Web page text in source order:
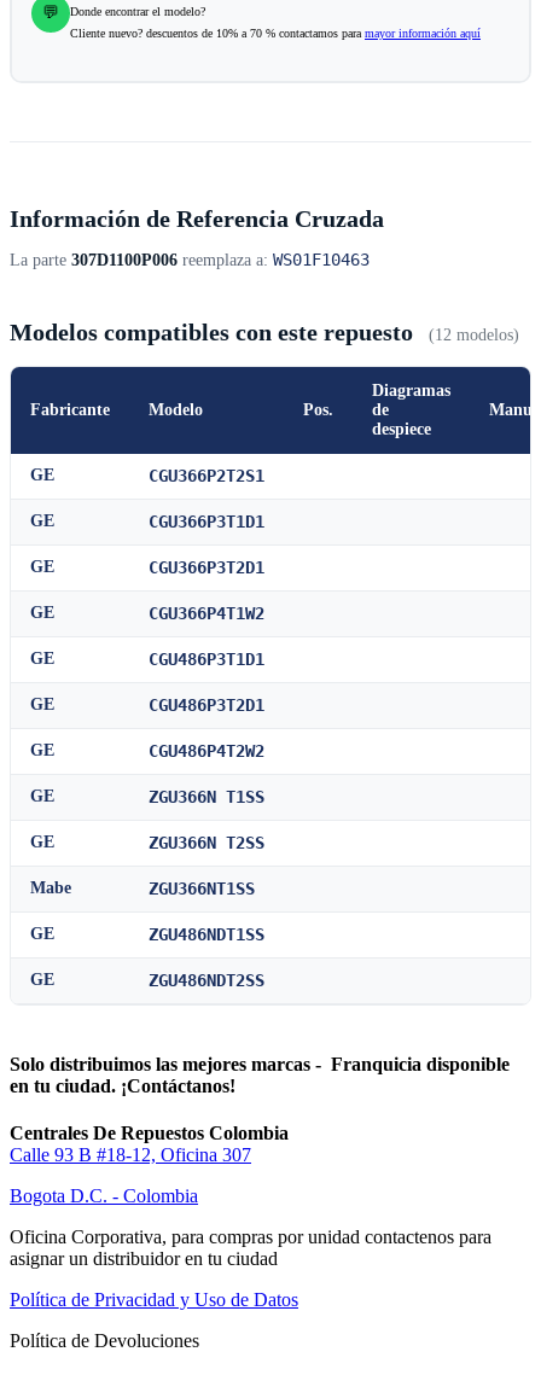
💬
Donde encontrar el modelo?
Cliente nuevo? descuentos de 10% a 70 % contactamos para mayor información aquí
Información de Referencia Cruzada
La parte 307D1100P006 reemplaza a: WS01F10463
Modelos compatibles con este repuesto (12 modelos)
Fabricante Modelo Pos.
Diagramas
de
despiece
GE CGU366P2T2S1
GE CGU366P3T1D1
GE CGU366P3T2D1
GE CGU366P4T1W2
GE CGU486P3T1D1
GE CGU486P3T2D1
GE CGU486P4T2W2
GE ZGU366N T1SS
GE ZGU366N T2SS
Mabe ZGU366NT1SS
GE ZGU486NDT1SS
GE ZGU486NDT2SS
Solo distribuimos las mejores marcas - Franquicia disponible
en tu ciudad. ¡Contáctanos!
Centrales De Repuestos Colombia
Calle 93 B #18-12, Oficina 307
Bogota D.C. - Colombia
Oficina Corporativa, para compras por unidad contactenos para
asignar un distribuidor en tu ciudad
Política de Privacidad y Uso de Datos
Política de Devoluciones